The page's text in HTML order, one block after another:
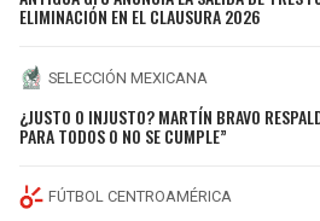
ELIMINACIÓN EN EL CLAUSURA 2026
SELECCIÓN MEXICANA
¿JUSTO O INJUSTO? MARTÍN BRAVO
PARA TODOS O NO SE CUMPLE”
FÚTBOL CENTROAMÉRICA